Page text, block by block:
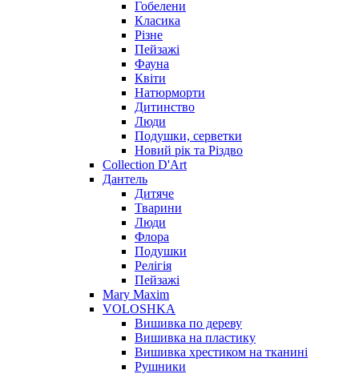
Гобелени
Класика
Різне
Пейзажі
Фауна
Квіти
Натюрморти
Дитинство
Люди
Подушки, серветки
Новий рік та Різдво
Collection D'Art
Дантель
Дитяче
Тварини
Люди
Флора
Подушки
Релігія
Пейзажі
Mary Maxim
VOLOSHKA
Вишивка по дереву
Вишивка на пластику
Вишивка хрестиком на тканині
Рушники